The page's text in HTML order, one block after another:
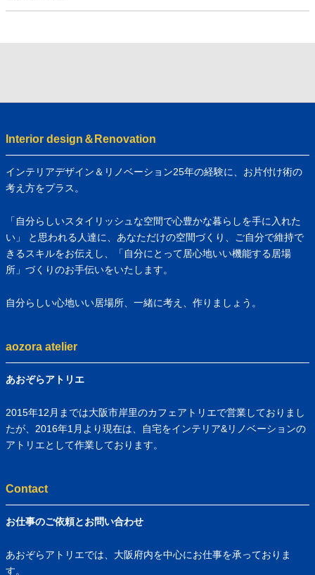
Interior design＆Renovation
インテリアデザイン＆リノベーション25年の経験に、お片付け術の
考え方をプラス。
「自分らしいスタイリッシュな空間で心豊かな暮らしを手に入れた
い」 と思われる人達に、あなただけの空間づくり、ご自分で維持で
きるスキルをお伝えし、「自分にとって居心地いい機能する居場
所」づくりのお手伝いをいたします。
自分らしい心地いい居場所、一緒に考え、作りましょう。
aozora atelier
あおぞらアトリエ
2015年12月までは大阪市岸里のカフェアトリエで営業しておりまし
たが、2016年1月より現在は、自宅をインテリア&リノベーションの
アトリエとして作業しております。
Contact
お仕事のご依頼とお問い合わせ
あおぞらアトリエでは、大阪府内を中心にお仕事を承っておりま
す。